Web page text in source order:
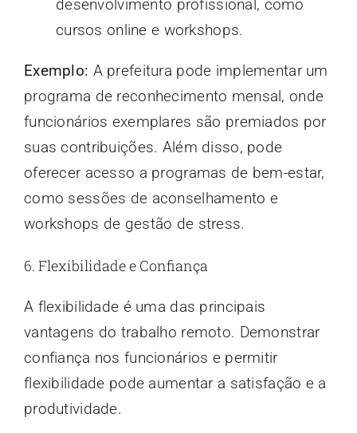
desenvolvimento profissional, como
cursos online e workshops.
Exemplo: A prefeitura pode implementar um
programa de reconhecimento mensal, onde
funcionários exemplares são premiados por
suas contribuições. Além disso, pode
oferecer acesso a programas de bem-estar,
como sessões de aconselhamento e
workshops de gestão de stress.
6. Flexibilidade e Confiança
A flexibilidade é uma das principais
vantagens do trabalho remoto. Demonstrar
confiança nos funcionários e permitir
flexibilidade pode aumentar a satisfação e a
produtividade.